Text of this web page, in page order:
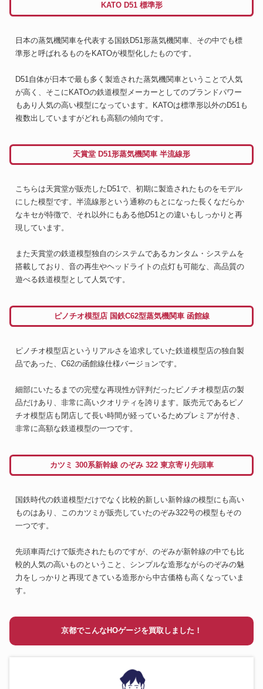
KATO D51 標準形
日本の蒸気機関車を代表する国鉄D51形蒸気機関車、その中でも標
準形と呼ばれるものをKATOが模型化したものです。
D51自体が日本で最も多く製造された蒸気機関車ということで人気
が高く、そこにKATOの鉄道模型メーカーとしてのブランドパワー
もあり人気の高い模型になっています。KATOは標準形以外のD51も
複数出していますがどれも高額の傾向です。
天賞堂 D51形蒸気機関車 半流線形
こちらは天賞堂が販売したD51で、初期に製造されたものをモデル
にした模型です。半流線形という通称のもとになった長くなだらか
なキセが特徴で、それ以外にもある他D51との違いもしっかりと再
現しています。
また天賞堂の鉄道模型独自のシステムであるカンタム・システムを
搭載しており、音の再生やヘッドライトの点灯も可能な、高品質の
遊べる鉄道模型として人気です。
ピノチオ模型店 国鉄C62型蒸気機関車 函館線
ピノチオ模型店というリアルさを追求していた鉄道模型店の独自製
品であった、C62の函館線仕様バージョンです。
細部にいたるまでの完璧な再現性が評判だったピノチオ模型店の製
品だけあり、非常に高いクオリティを誇ります。販売元であるピノ
チオ模型店も閉店して長い時間が経っているためプレミアが付き、
非常に高額な鉄道模型の一つです。
カツミ 300系新幹線 のぞみ 322 東京寄り先頭車
国鉄時代の鉄道模型だけでなく比較的新しい新幹線の模型にも高い
ものはあり、このカツミが販売していたのぞみ322号の模型もその
一つです。
先頭車両だけで販売されたものですが、のぞみが新幹線の中でも比
較的人気の高いものということ、シンプルな造形ながらのぞみの魅
力をしっかりと再現てきている造形から中古価格も高くなっていま
す。
京都でこんなHOゲージを買取しました！